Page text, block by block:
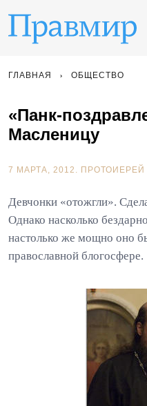
ГЛАВНАЯ ОБЩЕСТВО
«Панк-
Масленицу
7 МАРТА, 2012. ПРОТОИЕРЕЙ
Девчонки «отожгли».
Однако насколько
настолько же мощно оно
православной блогосфере.